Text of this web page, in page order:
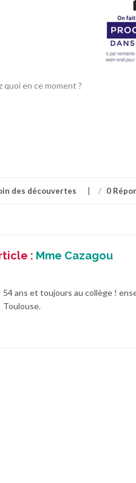
en ce moment ?
des découvertes / 0
: Mme Cazagou
54 ans et toujours au collège !
Toulouse.